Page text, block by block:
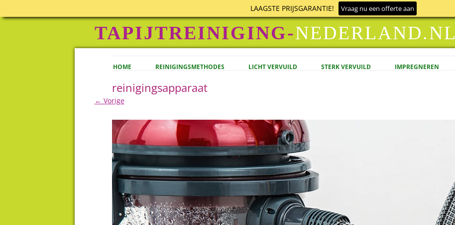
LAAGSTE PRIJSGARANTIE! Vraag nu een offerte aan
TAPIJTREINIGING-NEDERLAND.NL
HOME REINIGINGSMETHODES LICHT VERVUILD STERK VERVUILD IMPREGNEREN
reinigingsapparaat
← Vorige